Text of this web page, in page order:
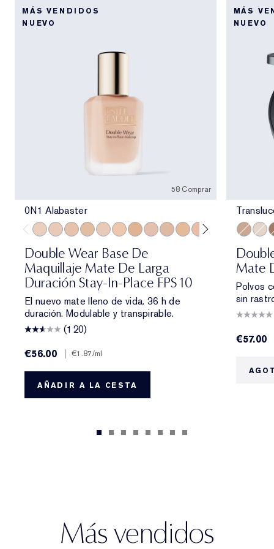
MÁS VENDIDOS
NUEVO
58 Comprar
0N1 Alabaster
Double Wear Base De
Maquillaje Mate De Larga
Duración Stay-In-Place FPS 10
El nuevo mate lleno de vida. 36 h de
duración. Modulable y transpirable.
(120)
€56.00
| €1.87/ml
AÑADIR A LA CESTA
MÁS
NUEVO
Mate
Polvos
sin
€57.00
Más vendidos